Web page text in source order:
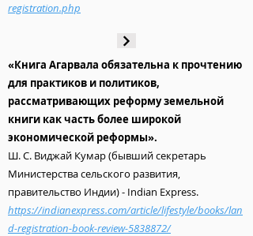
registration.php
«Книга Агарвала обязательна к прочтению
для практиков и политиков,
рассматривающих реформу земельной
книги как часть более широкой
экономической реформы».
Ш. С. Виджай Кумар (бывший секретарь
Министерства сельского развития,
правительство Индии) - Indian Express.
https://indianexpress.com/article/lifestyle/books/lan
d-registration-book-review-5838872/